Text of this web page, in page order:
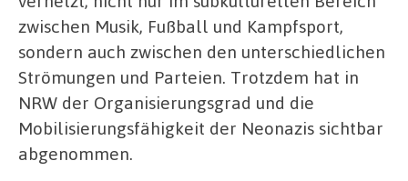
zwischen Musik, Fußball und Kampfsport,
sondern auch zwischen den unterschiedlichen
Strömungen und Parteien. Trotzdem hat in
NRW der Organisierungsgrad und die
Mobilisierungsfähigkeit der Neonazis sichtbar
abgenommen.